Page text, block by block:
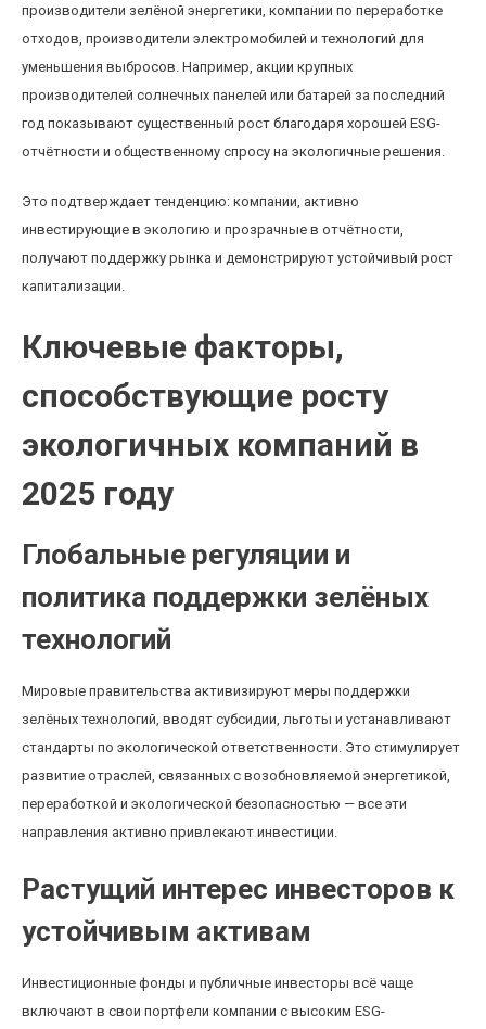
производители зелёной энергетики, компании по переработке
отходов, производители электромобилей и технологий для
уменьшения выбросов. Например, акции крупных
производителей солнечных панелей или батарей за последний
год показывают существенный рост благодаря хорошей ESG-
отчётности и общественному спросу на экологичные решения.
Это подтверждает тенденцию: компании, активно
инвестирующие в экологию и прозрачные в отчётности,
получают поддержку рынка и демонстрируют устойчивый рост
капитализации.
Ключевые факторы,
способствующие росту
экологичных компаний в
2025 году
Глобальные регуляции и
политика поддержки зелёных
технологий
Мировые правительства активизируют меры поддержки
зелёных технологий, вводят субсидии, льготы и устанавливают
стандарты по экологической ответственности. Это стимулирует
развитие отраслей, связанных с возобновляемой энергетикой,
переработкой и экологической безопасностью — все эти
направления активно привлекают инвестиции.
Растущий интерес инвесторов к
устойчивым активам
Инвестиционные фонды и публичные инвесторы всё чаще
включают в свои портфели компании с высоким ESG-